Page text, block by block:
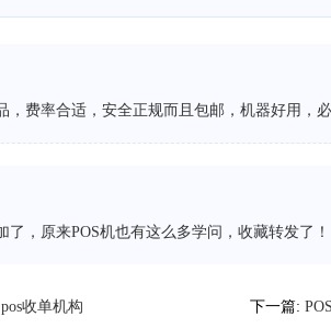
费率合适，安全正规而且包邮，机器好用，必
，原来POS机也有这么多学问，收藏转发了！
收单机构 下一篇: